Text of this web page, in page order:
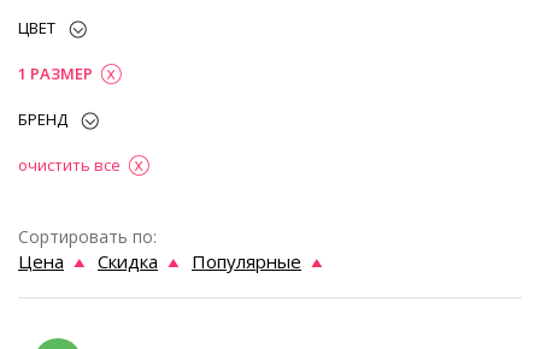
ЦВЕТ
1 РАЗМЕР
БРЕНД
очистить все
Сортировать по:
Цена Скидка Популярные